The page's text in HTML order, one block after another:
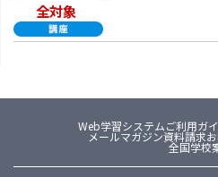
全対象
Web学習システムご利用ガ
メールマガジン資料請求
全国学校